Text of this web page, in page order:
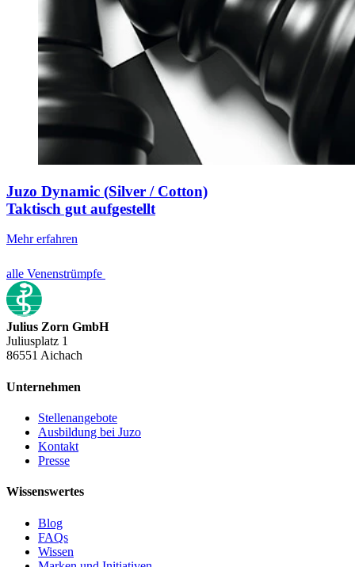
Juzo Dynamic (Silver / Cotton)
Taktisch gut aufgestellt
Mehr erfahren
alle Venenstrümpfe
Julius Zorn GmbH
Juliusplatz 1
86551 Aichach
Unternehmen
Stellenangebote
Ausbildung bei Juzo
Kontakt
Presse
Wissenswertes
Blog
FAQs
Wissen